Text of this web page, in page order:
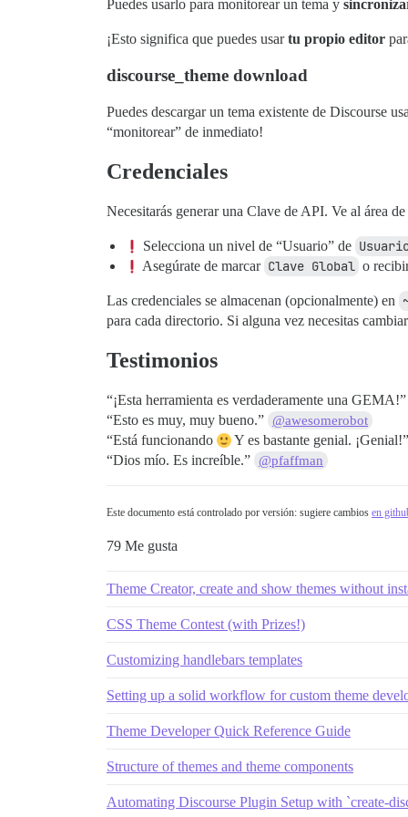
Puedes usarlo para monitorear un tema y
¡Esto significa que puedes usartu propio editor
discourse_theme download
Puedes descargar un tema existente de Discourse
“monitorear” de inmediato!
Credenciales
Necesitarás generar una Clave de API. Ve al área
Selecciona un nivel de “Usuario” de
Asegúrate de marcar Clave Global o
Las credenciales se almacenan (opcionalmente) en
para cada directorio. Si alguna vez necesitas
Testimonios
“¡Esta herramienta es verdaderamente una
“Esto es muy, muy bueno.” @awesomerobot
“Está funcionando
Y es bastante genial.
“Dios mío. Es increíble.” @pfaffman
Este documento está controlado por versión: sugiere cambios en
79 Me gusta
Theme Creator, create and show themes without
CSS Theme Contest (with Prizes!)
Customizing handlebars templates
Setting up a solid workflow for custom theme
Theme Developer Quick Reference Guide
Structure of themes and theme components
Automating Discourse Plugin Setup with `create-